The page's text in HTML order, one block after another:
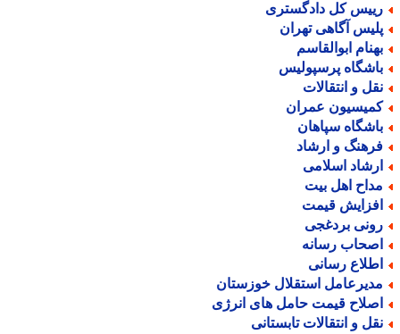
کل دادگستری
آگاهی تهران
ابوالقاسم
پرسپولیس
و انتقالات
عمران
سپاهان
و ارشاد
اسلامی
اهل بیت
قیمت
بردغجی
رسانه
رسانی
استقلال خوزستان
قیمت حامل های انرژی
و انتقالات تابستانی